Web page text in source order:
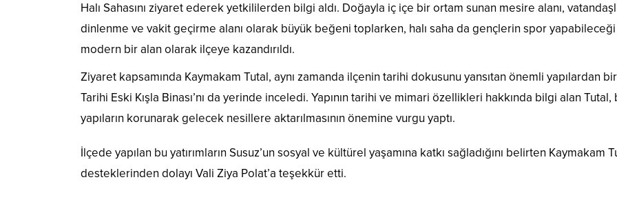
Halı Sahasını ziyaret ederek yetkililerden bilgi aldı. Doğayla iç içe bir ortam sunan mesire alanı,
dinlenme ve vakit geçirme alanı olarak büyük beğeni toplarken, halı saha da gençlerin spor yapabileceği
modern bir alan olarak ilçeye kazandırıldı.
Ziyaret kapsamında Kaymakam Tutal, aynı zamanda ilçenin tarihi dokusunu yansıtan önemli yapılardan
Tarihi Eski Kışla Binası’nı da yerinde inceledi. Yapının tarihi ve mimari özellikleri hakkında bilgi alan Tutal,
yapıların korunarak gelecek nesillere aktarılmasının önemine vurgu yaptı.
İlçede yapılan bu yatırımların Susuz’un sosyal ve kültürel yaşamına katkı sağladığını belirten Kaymakam
desteklerinden dolayı Vali Ziya Polat’a teşekkür etti.